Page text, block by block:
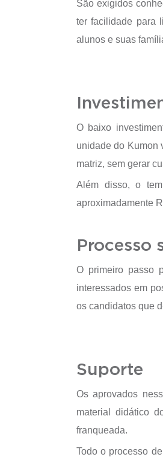
São exigidos
ter facilidade para
alunos e suas
O baixo
unidade do Kumon
matriz, sem gerar
Além disso, o
aproximadamente
Processo
O primeiro passo
interessados em
os candidatos que
Suporte
Os aprovados
material didático
franqueada.
Todo o processo